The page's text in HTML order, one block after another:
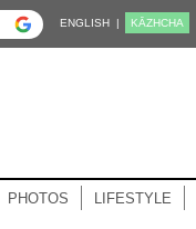
ENGLISH | KĀZHCHA
PHOTOS LIFESTYLE